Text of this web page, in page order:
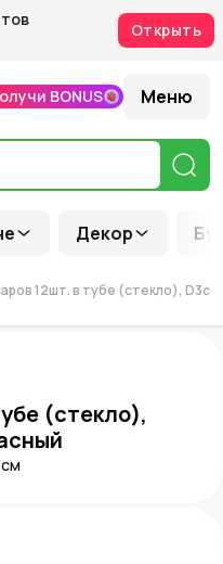
Открыть
Декор
BONUS Меню
12шт. в тубе (стекло),
(стекло),
см